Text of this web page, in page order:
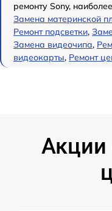
ремонту Sony,
Замена материнской
Ремонт подсветки,
Замена видеочипа,
видеокарты, Ремонт
Акции